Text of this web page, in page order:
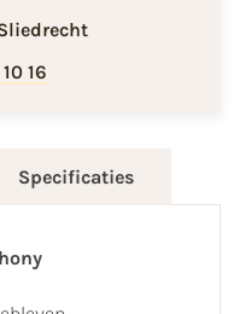
16
Specificaties